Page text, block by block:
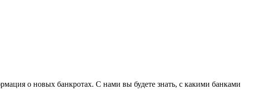
о новых банкротах. С нами вы будете знать, с какими банками